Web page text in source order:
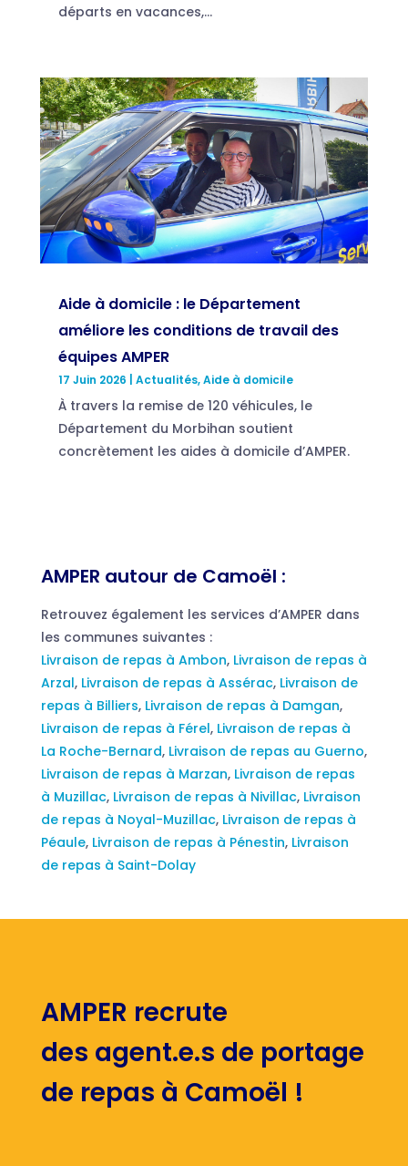
départs en vacances,...
Aide à domicile : le Département
améliore les conditions de travail des
équipes AMPER
17 Juin 2026 Actualités,Aide à domicile
À travers la remise de 120 véhicules, le
Département du Morbihan soutient
concrètement les aides à domicile d’AMPER.
AMPER autour de Camoël :
Retrouvez également les services d’AMPER dans
les communes suivantes :
Livraison de repas à Ambon, Livraison de repas à
Arzal, Livraison de repas à Assérac, Livraison de
repas à Billiers, Livraison de repas à Damgan,
Livraison de repas à Férel, Livraison de repas à
La Roche-Bernard, Livraison de repas au Guerno,
Livraison de repas à Marzan, Livraison de repas
à Muzillac, Livraison de repas à Nivillac, Livraison
de repas à Noyal-Muzillac, Livraison de repas à
Péaule, Livraison de repas à Pénestin, Livraison
de repas à Saint-Dolay
AMPER recrute
des agent.e.s de portage
de repas à Camoël !